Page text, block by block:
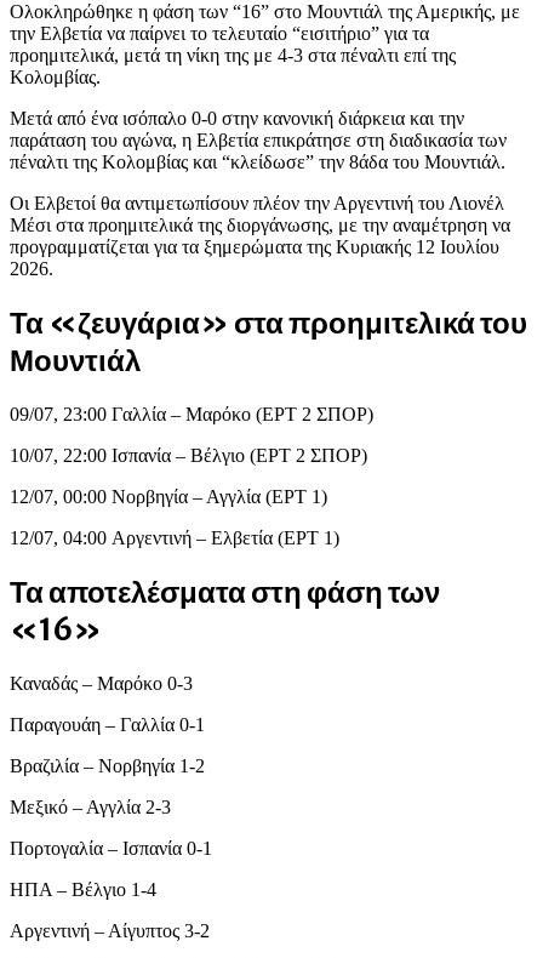
Ολοκληρώθηκε η φάση των “16” στο Μουντιάλ της Αμερικής, με
την Ελβετία να παίρνει το τελευταίο “εισιτήριο” για τα
προημιτελικά, μετά τη νίκη της με 4-3 στα πέναλτι επί της
Κολομβίας.
Μετά από ένα ισόπαλο 0-0 στην κανονική διάρκεια και την
παράταση του αγώνα, η Ελβετία επικράτησε στη διαδικασία των
πέναλτι της Κολομβίας και “κλείδωσε” την 8άδα του Μουντιάλ.
Οι Ελβετοί θα αντιμετωπίσουν πλέον την Αργεντινή του Λιονέλ
Μέσι στα προημιτελικά της διοργάνωσης, με την αναμέτρηση να
προγραμματίζεται για τα ξημερώματα της Κυριακής 12 Ιουλίου
2026.
Τα «ζευγάρια» στα προημιτελικά του
Μουντιάλ
09/07, 23:00 Γαλλία – Μαρόκο (ΕΡΤ 2 ΣΠΟΡ)
10/07, 22:00 Ισπανία – Βέλγιο (ΕΡΤ 2 ΣΠΟΡ)
12/07, 00:00 Νορβηγία – Αγγλία (ΕΡΤ 1)
12/07, 04:00 Αργεντινή – Ελβετία (ΕΡΤ 1)
Τα αποτελέσματα στη φάση των
«16»
Καναδάς – Μαρόκο 0-3
Παραγουάη – Γαλλία 0-1
Βραζιλία – Νορβηγία 1-2
Μεξικό – Αγγλία 2-3
Πορτογαλία – Ισπανία 0-1
ΗΠΑ – Βέλγιο 1-4
Αργεντινή – Αίγυπτος 3-2